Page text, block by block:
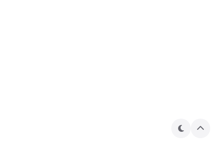
테
상